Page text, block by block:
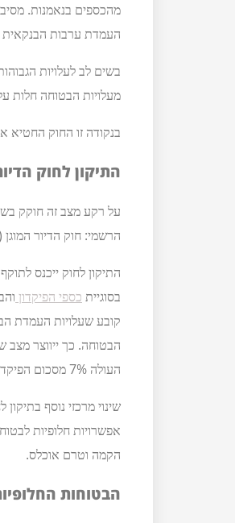
מהכספים בנאמנות.
העמדת ערבות הבנקאית
מעלויות הבטוחה חלות
בנקודה זו החוק החטיא
התיקון לחוק
הרשמי: חוק הדיור המוגן
בסוגיית כספי הפיקדון
קובע שעלויות העמדת
הבטוחה. כך ייווצר מצב
העולה 7% מסכום הפיקדון המקורי או על 70,000 ₪, לפי הנמוך שבהם, יחזיק בידיו בטוחה להשבת כספי הפיקדון.
שינוי מרכזי נוסף
אפשרויות חלופיות
הקמה וטרם אוכלס.
הבטוחות